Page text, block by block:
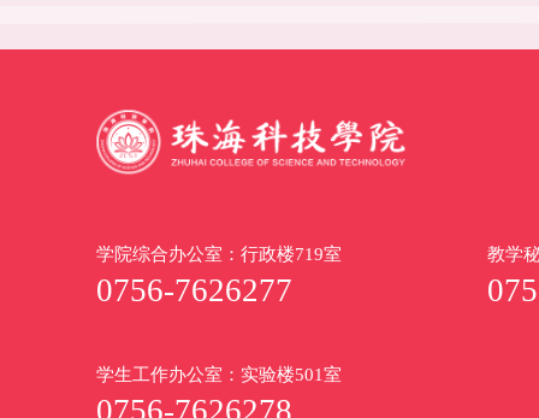
学院综合办公室：行政楼719室
0756-7626277
教学
学生工作办公室：实验楼501室
0756-7626278